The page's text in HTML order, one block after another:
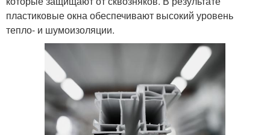
пластиковые окна обеспечивают высокий уровень
тепло- и шумоизоляции.